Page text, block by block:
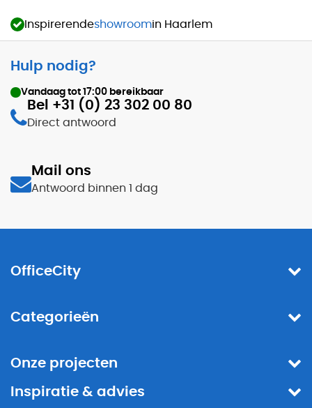
Inspirerendeshowroomin Haarlem
Hulp nodig?
Vandaag tot 17:00 bereikbaar
Bel +31 (0) 23 302 00 80
Direct antwoord
Mail ons
Antwoord binnen 1 dag
OfficeCity
Categorieën
Onze projecten
Inspiratie & advies